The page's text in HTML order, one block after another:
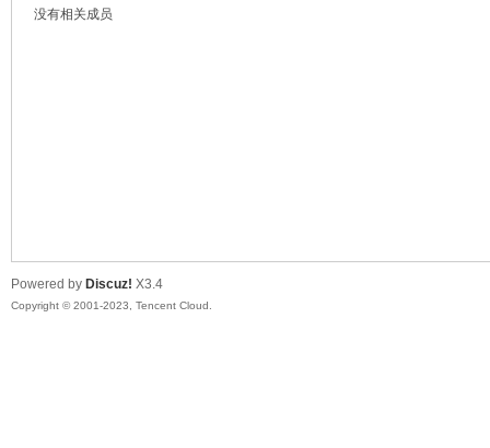
没有相关成员
Powered by Discuz! X3.4
Copyright © 2001-2023, Tencent Cloud.